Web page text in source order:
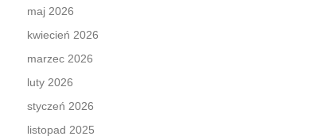
maj 2026
kwiecień 2026
marzec 2026
luty 2026
styczeń 2026
listopad 2025